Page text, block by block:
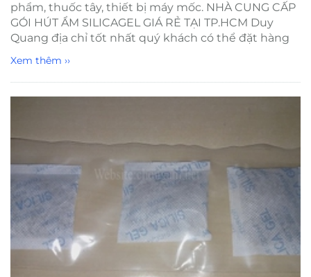
phẩm, thuốc tây, thiết bị máy mốc. NHÀ CUNG CẤP
GÓI HÚT ẨM SILICAGEL GIÁ RẺ TẠI TP.HCM Duy
Quang địa chỉ tốt nhất quý khách có thể đặt hàng
Xem thêm ››